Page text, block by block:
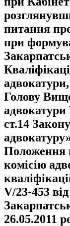
питання
при
Голову
ст.14
Положення
комісію
V/23-453
26.05.2011